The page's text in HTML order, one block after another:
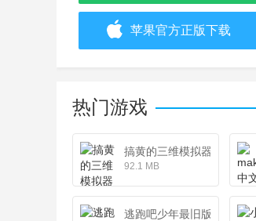
苹果官方正版下载
热门游戏
搞黄的三维模拟器最新版
92.1 MB
逃跑吧少年最旧版不更新版